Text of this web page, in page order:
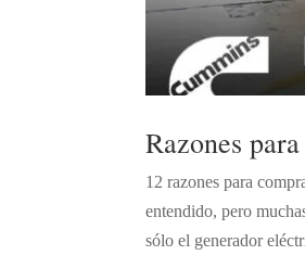
Razones
12 razones para
entendido, pero
sólo el generador